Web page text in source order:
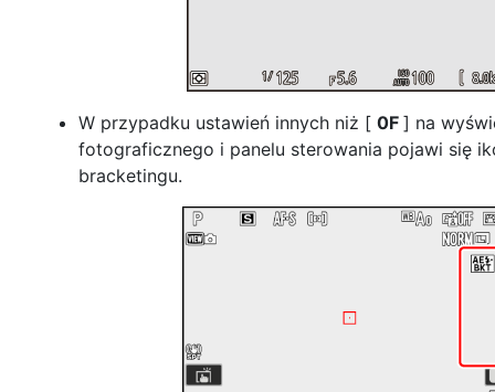
W przypadku ustawień innych niż [ 0F ] na
fotograficznego i panelu sterowania pojawi się
bracketingu.